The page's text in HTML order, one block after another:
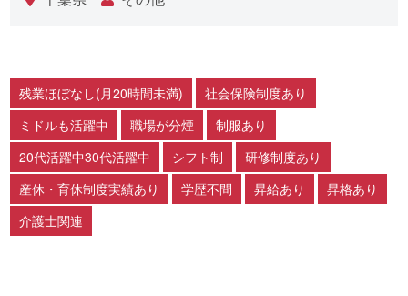
残業ほぼなし(月20時間未満)
社会保険制度あり
ミドルも活躍中
職場が分煙
制服あり
20代活躍中30代活躍中
シフト制
研修制度あり
産休・育休制度実績あり
学歴不問 昇給あり
昇格あり
介護士関連